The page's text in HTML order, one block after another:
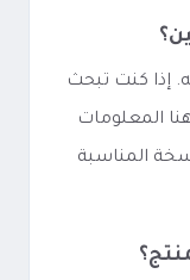
إذا كنت تبحث
المعلومات
المناسبة